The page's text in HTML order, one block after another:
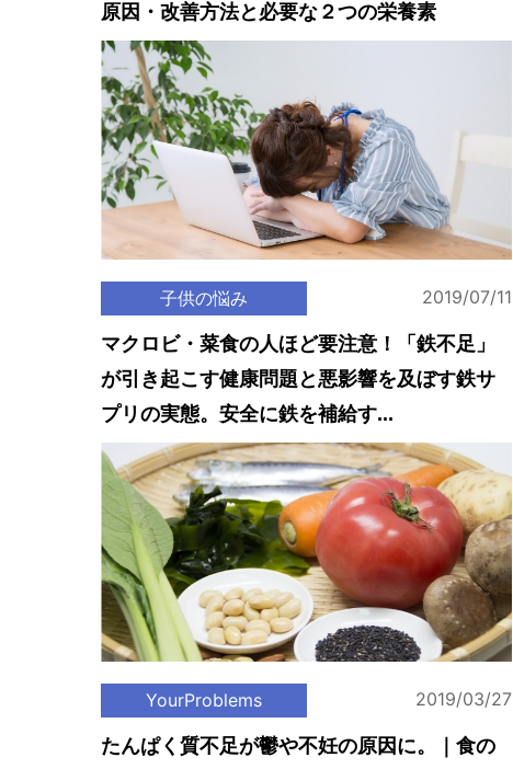
原因・改善方法と必要な２つの栄養素
子供の悩み 2019/07/11
マクロビ・菜食の人ほど要注意！「鉄不足」
が引き起こす健康問題と悪影響を及ぼす鉄サ
プリの実態。安全に鉄を補給す...
YourProblems 2019/03/27
たんぱく質不足が鬱や不妊の原因に。｜食の